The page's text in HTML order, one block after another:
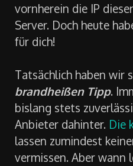
vornherein die IP
Server. Doch heute
für dich!
Tatsächlich haben wir
brandheißen Tipp.
bislang stets
Anbieter dahinter. Die
lassen zumindest
vermissen. Aber wann